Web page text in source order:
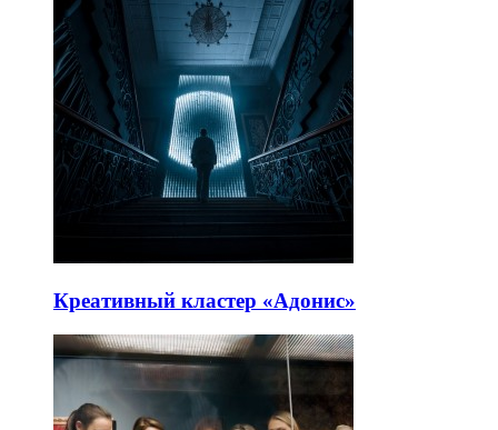
Креативный кластер «Адонис»